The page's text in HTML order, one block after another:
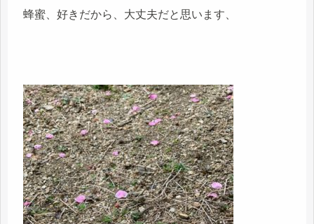
蜂蜜、好きだから、大丈夫だと思います、